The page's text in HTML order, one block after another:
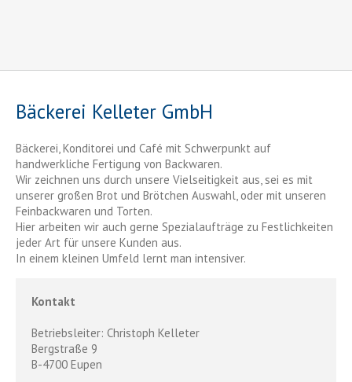
Bäckerei Kelleter GmbH
Bäckerei, Konditorei und Café mit Schwerpunkt auf
handwerkliche Fertigung von Backwaren.
Wir zeichnen uns durch unsere Vielseitigkeit aus, sei es mit
unserer großen Brot und Brötchen Auswahl, oder mit unseren
Feinbackwaren und Torten.
Hier arbeiten wir auch gerne Spezialaufträge zu Festlichkeiten
jeder Art für unsere Kunden aus.
In einem kleinen Umfeld lernt man intensiver.
Kontakt
Betriebsleiter: Christoph Kelleter
Bergstraße 9
B-4700 Eupen